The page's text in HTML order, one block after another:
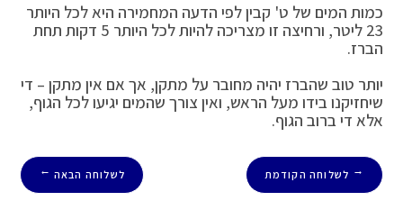
כמות המים של ט' קבין לפי הדעה המחמירה היא לכל היותר
23 ליטר, ורחיצה זו מצריכה להיות לכל היותר 5 דקות תחת
הברז.
יותר טוב שהברז יהיה מחובר על מתקן, אך אם אין מתקן – די
שיחזיקנו בידו מעל הראש, ואין צורך שהמים יגיעו לכל הגוף,
אלא די ברוב הגוף.
← לשלוחה הקודמת לשלוחה הבאה →